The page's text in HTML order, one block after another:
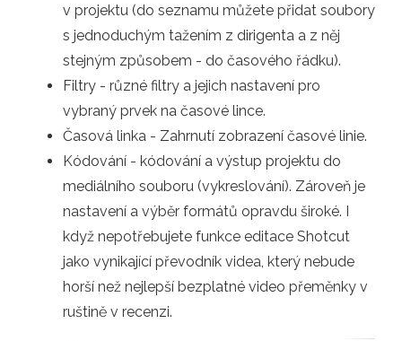
v projektu (do seznamu můžete přidat soubory
s jednoduchým tažením z dirigenta a z něj
stejným způsobem - do časového řádku).
Filtry - různé filtry a jejich nastavení pro
vybraný prvek na časové lince.
Časová linka - Zahrnutí zobrazení časové linie.
Kódování - kódování a výstup projektu do
mediálního souboru (vykreslování). Zároveň je
nastavení a výběr formátů opravdu široké. I
když nepotřebujete funkce editace Shotcut
jako vynikající převodník videa, který nebude
horší než nejlepší bezplatné video přeměnky v
ruštině v recenzi.